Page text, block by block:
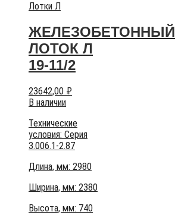
Лотки Л
ЖЕЛЕЗОБЕТОННЫЙ
ЛОТОК Л
19-11/2
23642,00 ₽
В наличии
Технические
условия: Серия
3.006.1-2.87
Длина, мм: 2980
Ширина, мм: 2380
Высота, мм: 740